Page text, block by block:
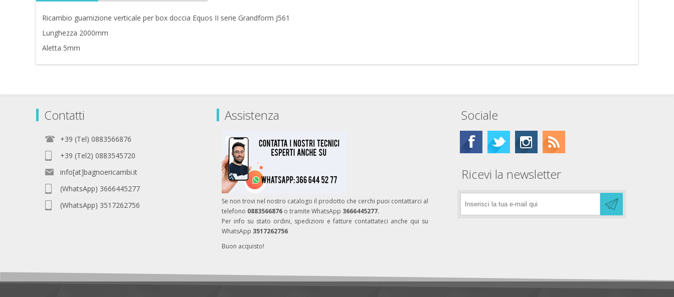
Ricambio guarnizione verticale per box doccia Equos II serie Grandform J561
Lunghezza 2000mm
Aletta 5mm
Contatti
+39 (Tel) 0883566876
+39 (Tel2) 0883545720
info[at]bagnoericambi.it
(WhatsApp) 3666445277
(WhatsApp) 3517262756
Assistenza
Se non trovi nel nostro catalogo il prodotto che cerchi puoi contattarci al
telefono 0883566876 o tramite WhatsApp 3666445277.
Per info su stato ordini, spedizioni e fatture contattateci anche qui su
WhatsApp 3517262756
Buon acquisto!
Sociale
Ricevi la newsletter